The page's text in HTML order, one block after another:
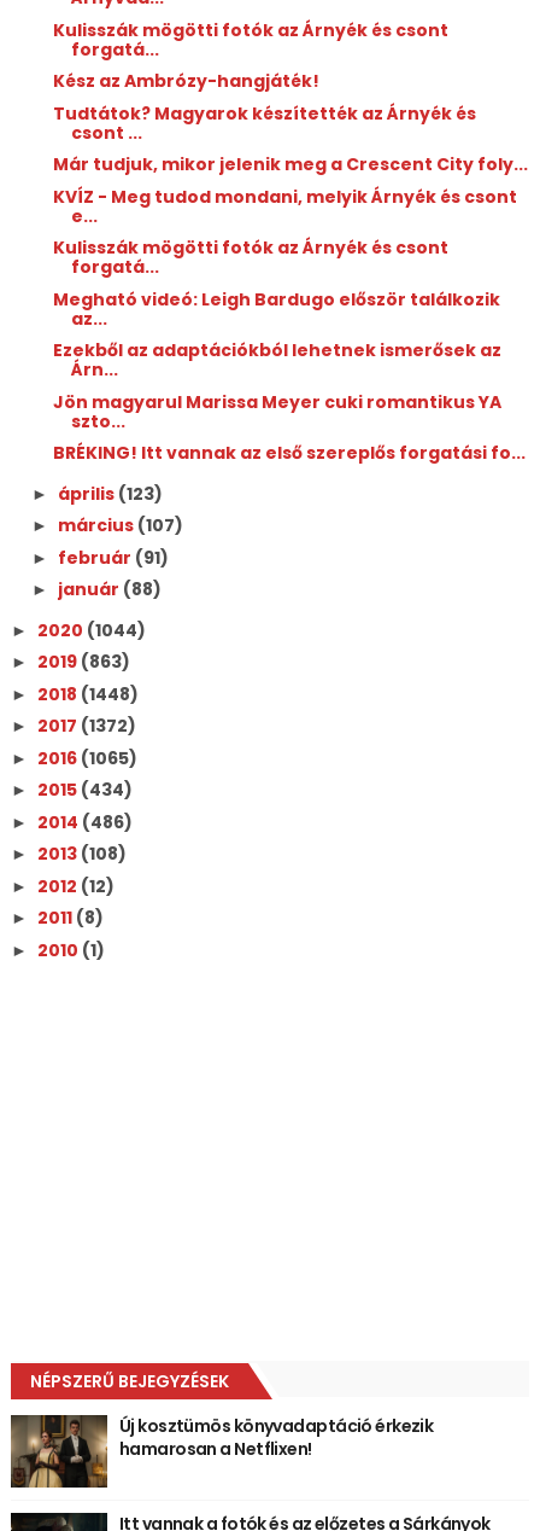
Kulisszák mögötti fotók az Árnyék és csont
forgatá...
Kész az Ambrózy-hangjáték!
Tudtátok? Magyarok készítették az Árnyék és
csont ...
Már tudjuk, mikor jelenik meg a Crescent City foly...
KVÍZ - Meg tudod mondani, melyik Árnyék és csont
e...
Kulisszák mögötti fotók az Árnyék és csont
forgatá...
Megható videó: Leigh Bardugo először találkozik
az...
Ezekből az adaptációkból lehetnek ismerősek az
Árn...
Jön magyarul Marissa Meyer cuki romantikus YA
szto...
BRÉKING! Itt vannak az első szereplős forgatási fo...
► április (123)
► március (107)
► február (91)
► január (88)
► 2020 (1044)
► 2019 (863)
► 2018 (1448)
► 2017 (1372)
► 2016 (1065)
► 2015 (434)
► 2014 (486)
► 2013 (108)
► 2012 (12)
► 2011 (8)
► 2010 (1)
NÉPSZERŰ BEJEGYZÉSEK
Új kosztümös könyvadaptáció érkezik
hamarosan a Netflixen!
Itt vannak a fotók és az előzetes a Sárkányok